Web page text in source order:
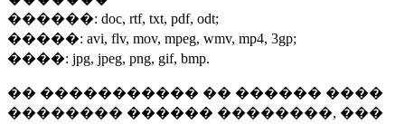
������: doc, rtf, txt, pdf, odt;
�����: avi, flv, mov, mpeg, wmv, mp4, 3gp;
����: jpg, jpeg, png, gif, bmp.
�� ����������� �� ������ ����
�������� ������ ��������, ���